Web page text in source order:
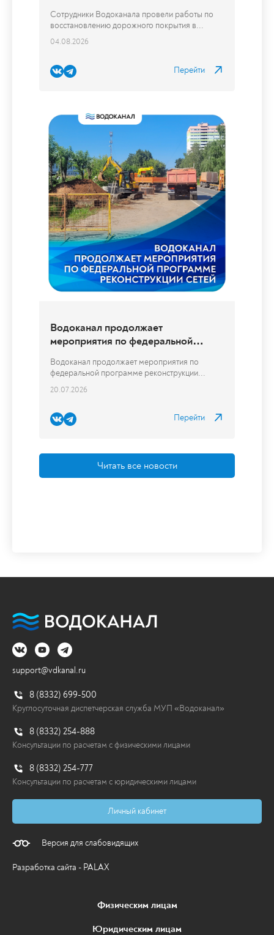
Установка новых люков колодцев на
дороге
Сотрудники Водоканала провели работы по
восстановлению дорожного покрытия в...
Водоканал продолжает
мероприятия по федеральной
программе реконструкции сетей
Водоканал продолжает мероприятия по
федеральной программе реконструкции...
20.07.2026
Читать все новости
support@vdkanal.ru
8 (8332) 699-500
Круглосуточная диспетчерская служба МУП «Водоканал»
8 (8332) 254-888
Консультации по расчетам с физическими лицами
8 (8332) 254-777
Консультации по расчетам с юридическими лицами
Личный кабинет
Версия для слабовидящих
Разработка сайта - PALAX
Физическим лицам
Юридическим лицам